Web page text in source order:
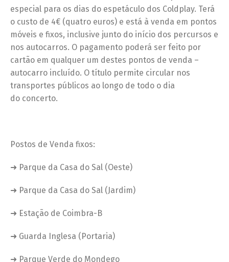
especial para os dias do espetáculo dos Coldplay. Terá
o custo de 4€ (quatro euros) e está à venda em pontos
móveis e fixos, inclusive junto do início dos percursos e
nos autocarros. O pagamento poderá ser feito por
cartão em qualquer um destes pontos de venda –
autocarro incluído. O título permite circular nos
transportes públicos ao longo de todo o dia
do concerto.
Postos de Venda fixos:
➜ Parque da Casa do Sal (Oeste)
➜ Parque da Casa do Sal (Jardim)
➜ Estação de Coimbra-B
➜ Guarda Inglesa (Portaria)
➜ Parque Verde do Mondego